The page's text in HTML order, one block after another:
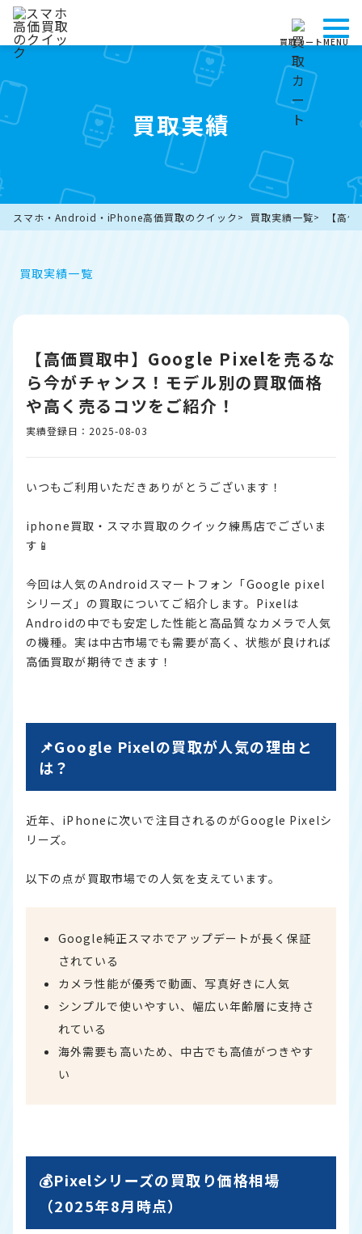
買取カートMENU
買取実績
スマホ・Android・iPhone高価買取のクイック 買取実績一覧 【高
買取実績一覧
【高価買取中】Google Pixelを売るな
ら今がチャンス！モデル別の買取価格
や高く売るコツをご紹介！
実績登録日：2025-08-03
いつもご利用いただきありがとうございます！
iphone買取・スマホ買取のクイック練馬店でございま
す📱
今回は人気のAndroidスマートフォン「Google pixel
シリーズ」の買取についてご紹介します。Pixelは
Androidの中でも安定した性能と高品質なカメラで人気
の機種。実は中古市場でも需要が高く、状態が良ければ
高価買取が期待できます！
📌Google Pixelの買取が人気の理由と
は？
近年、iPhoneに次いで注目されるのがGoogle Pixelシ
リーズ。
以下の点が買取市場での人気を支えています。
Google純正スマホでアップデートが長く保証
されている
カメラ性能が優秀で動画、写真好きに人気
シンプルで使いやすい、幅広い年齢層に支持さ
れている
海外需要も高いため、中古でも高値がつきやす
い
💰Pixelシリーズの買取り価格相場
（2025年8月時点）